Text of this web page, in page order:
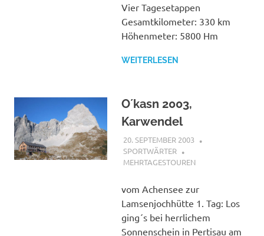
Vier Tagesetappen
Gesamtkilometer: 330 km
Höhenmeter: 5800 Hm
WEITERLESEN
O´kasn 2003,
Karwendel
20. SEPTEMBER 2003
SPORTWÄRTER
MEHRTAGESTOUREN
vom Achensee zur
Lamsenjochhütte 1. Tag: Los
ging´s bei herrlichem
Sonnenschein in Pertisau am